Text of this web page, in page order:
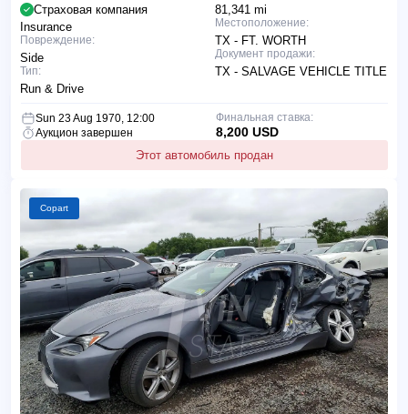
81,341 mi
Местоположение:
TX - FT. WORTH
Документ продажи:
TX - SALVAGE VEHICLE TITLE
Страховая компания
Insurance
Повреждение:
Side
Тип:
Run & Drive
Sun 23 Aug 1970, 12:00
Аукцион завершен
Этот автомобиль продан
Финальная ставка:
8,200 USD
Copart